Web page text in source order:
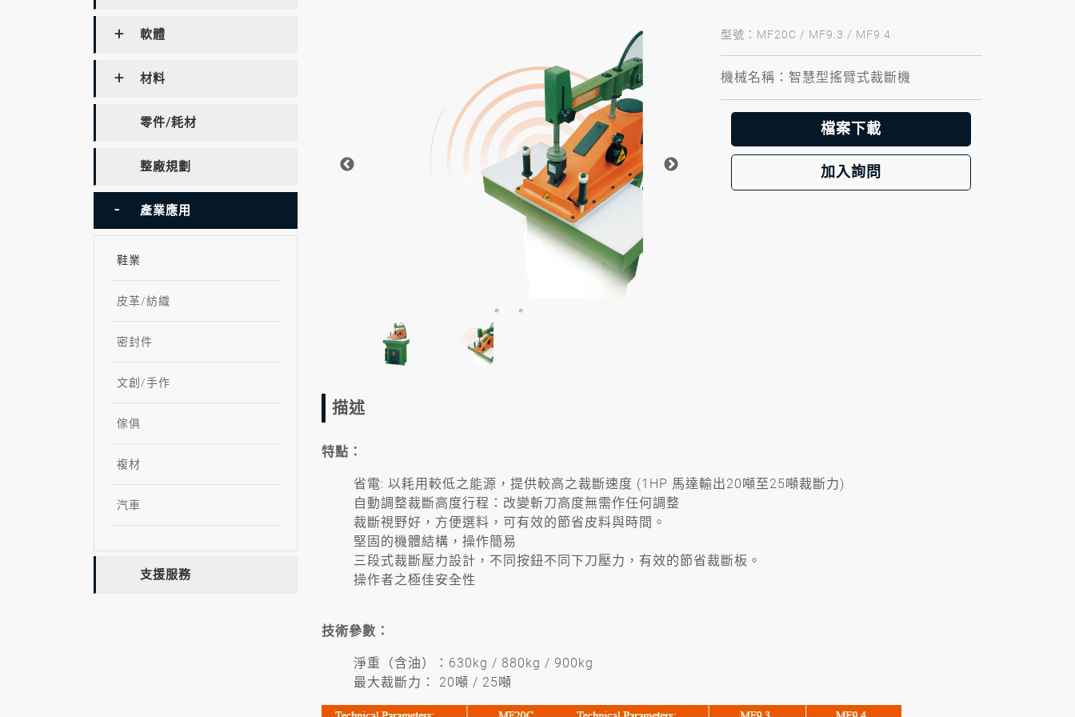
軟體
材料
零件/耗材
整廠規劃
產業應用
鞋業
皮革/紡織
密封件
文創/手作
傢俱
複材
汽車
支援服務
型號：MF20C / MF9.3 / MF9.4
機械名稱：智慧型搖臂式裁斷機
檔案下載
加入詢問
描述
特點：
省電: 以耗用較低之能源，提供較高之裁斷速度 (1HP 馬達輸出20噸至25噸裁斷力)
自動調整裁斷高度行程：改變斬刀高度無需作任何調整
裁斷視野好，方便選料，可有效的節省皮料與時間。
堅固的機體結構，操作簡易
三段式裁斷壓力設計，不同按鈕不同下刀壓力，有效的節省裁斷板。
操作者之極佳安全性
技術參數：
淨重（含油）：630kg / 880kg / 900kg
最大裁斷力： 20噸 / 25噸